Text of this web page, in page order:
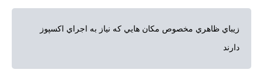
زيباي ظاهري مخصوص مكان هايي كه نياز به اجراي اكسپوز
دارند